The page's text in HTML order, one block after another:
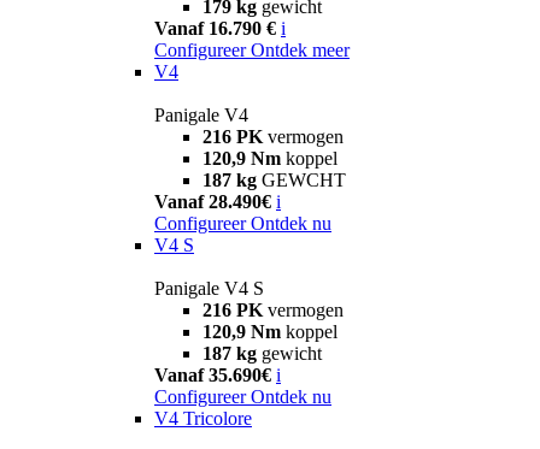
179 kg gewicht
Vanaf 16.790 € i
Configureer Ontdek meer
V4
Panigale V4
216 PK vermogen
120,9 Nm koppel
187 kg GEWCHT
Vanaf 28.490€ i
Configureer Ontdek nu
V4 S
Panigale V4 S
216 PK vermogen
120,9 Nm koppel
187 kg gewicht
Vanaf 35.690€ i
Configureer Ontdek nu
V4 Tricolore